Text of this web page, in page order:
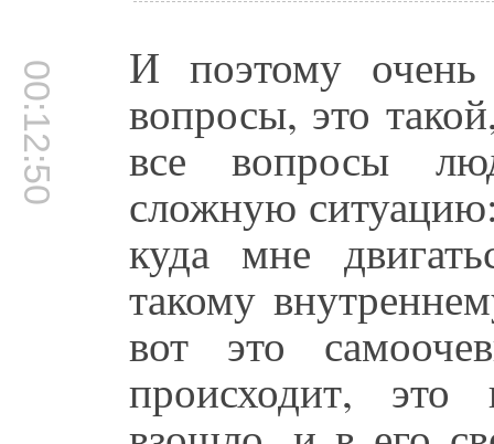
00:12:50 И поэтому
вопросы, это
все вопросы
сложную
куда мне
такому
вот это
происходит,